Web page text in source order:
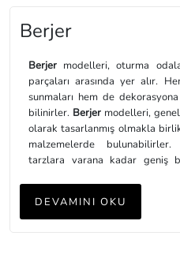
Berjer
Berjer modelleri, oturma
parçaları arasında yer alır.
sunmaları hem de
bilinirler. Berjer modelleri,
olarak tasarlanmış olmakla
malzemelerde
tarzlara varana kadar geniş
rahatlık katarlar.
DEVAMINI OKU